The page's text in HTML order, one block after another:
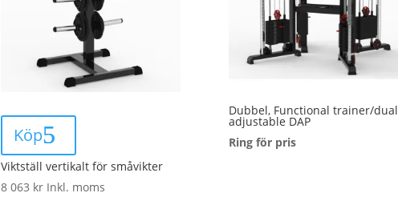
Köp
Viktställ vertikalt för småvikter
8 063 kr Inkl. moms
Dubbel, Functional trainer/dual
adjustable DAP
Ring för pris